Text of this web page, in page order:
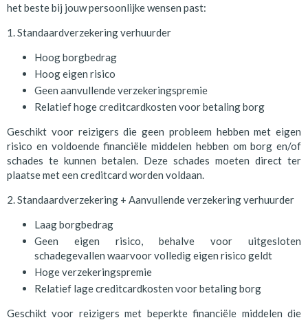
het beste bij jouw persoonlijke wensen past:
1. Standaardverzekering verhuurder
Hoog borgbedrag
Hoog eigen risico
Geen aanvullende verzekeringspremie
Relatief hoge creditcardkosten voor betaling borg
Geschikt voor reizigers die geen probleem hebben met eigen
risico en voldoende financiële middelen hebben om borg en/of
schades te kunnen betalen. Deze schades moeten direct ter
plaatse met een creditcard worden voldaan.
2. Standaardverzekering + Aanvullende verzekering verhuurder
Laag borgbedrag
Geen eigen risico, behalve voor uitgesloten
schadegevallen waarvoor volledig eigen risico geldt
Hoge verzekeringspremie
Relatief lage creditcardkosten voor betaling borg
Geschikt voor reizigers met beperkte financiële middelen die